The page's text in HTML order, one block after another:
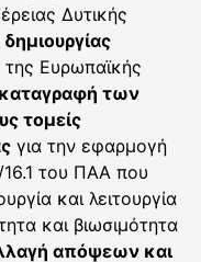
Δυτικής
της Ευρωπαϊκής
καταγραφή των
τομείς
για την εφαρμογή
του ΠΑΑ που
και λειτουργία
και βιωσιμότητα
απόψεων και